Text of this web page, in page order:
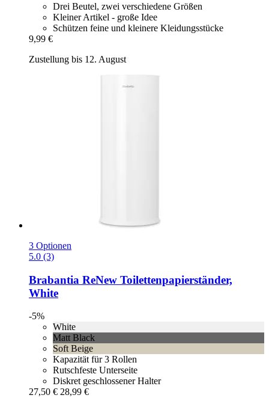
Drei Beutel, zwei verschiedene Größen
Kleiner Artikel - große Idee
Schützen feine und kleinere Kleidungsstücke
9,99 €
Zustellung bis 12. August
3 Optionen
5.0 (3)
Brabantia ReNew Toilettenpapierständer,
White
-5%
White
Matt Black
Soft Beige
Kapazität für 3 Rollen
Rutschfeste Unterseite
Diskret geschlossener Halter
27,50 € 28,99 €